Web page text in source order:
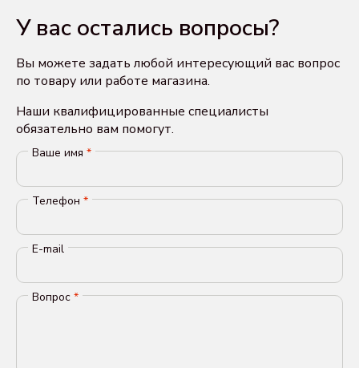
У вас остались вопросы?
Вы можете задать любой интересующий вас вопрос
по товару или работе магазина.
Наши квалифицированные специалисты
обязательно вам помогут.
Ваше имя *
Телефон *
E-mail
Вопрос *